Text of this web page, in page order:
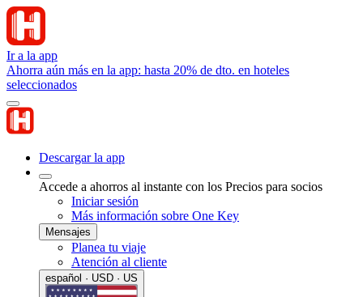
Ir a la app
Ahorra aún más en la app: hasta 20% de dto. en hoteles
seleccionados
Descargar la app
Accede a ahorros al instante con los Precios para socios
Iniciar sesión
Más información sobre One Key
Mensajes
Planea tu viaje
Atención al cliente
español · USD · US